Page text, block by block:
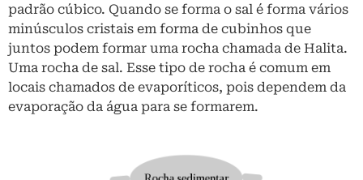
padrão cúbico. Quando se forma o sal é forma vários
minúsculos cristais em forma de cubinhos que
juntos podem formar uma rocha chamada de Halita.
Uma rocha de sal. Esse tipo de rocha é comum em
locais chamados de evaporíticos, pois dependem da
evaporação da água para se formarem.